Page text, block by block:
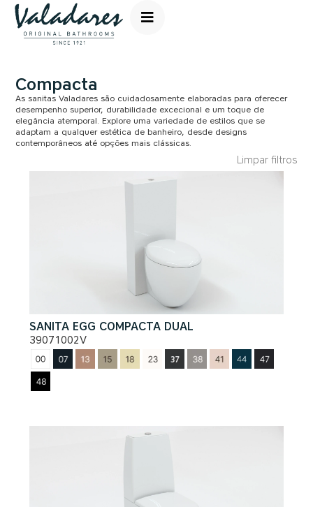
Compacta
As sanitas Valadares são cuidadosamente elaboradas para oferecer
desempenho superior, durabilidade excecional e um toque de
elegância atemporal. Explore uma variedade de estilos que se
adaptam a qualquer estética de banheiro, desde designs
contemporâneos até opções mais clássicas.
Limpar filtros
SANITA EGG COMPACTA DUAL
39071002V